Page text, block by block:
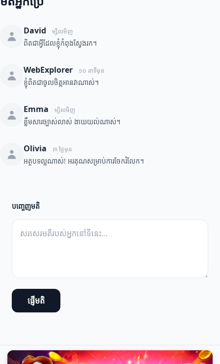
David ម្សិលមិញ
ពិតជាអ្វីដែលខ្ញុំកំពុងស្វែងរក។
WebExplorer ១០ នាទីមុន
ខ្ញុំពិតជាចូលចិត្តអានវាណាស់។
Emma ម្សិលមិញ
ខ្លឹមសារច្បាស់លាស់ ងាយយល់ណាស់។
Olivia ៣ ថ្ងៃមុន
អត្ថបទល្អណាស់! អរគុណសម្រាប់ការចែករំលែក។
បញ្ចេញមតិ
ផ្ញើមតិ